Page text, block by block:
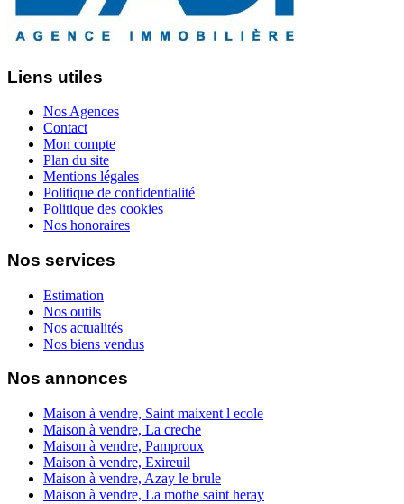
Liens utiles
Nos Agences
Contact
Mon compte
Plan du site
Mentions légales
Politique de confidentialité
Politique des cookies
Nos honoraires
Nos services
Estimation
Nos outils
Nos actualités
Nos biens vendus
Nos annonces
Maison à vendre, Saint maixent l ecole
Maison à vendre, La creche
Maison à vendre, Pamproux
Maison à vendre, Exireuil
Maison à vendre, Azay le brule
Maison à vendre, La mothe saint heray